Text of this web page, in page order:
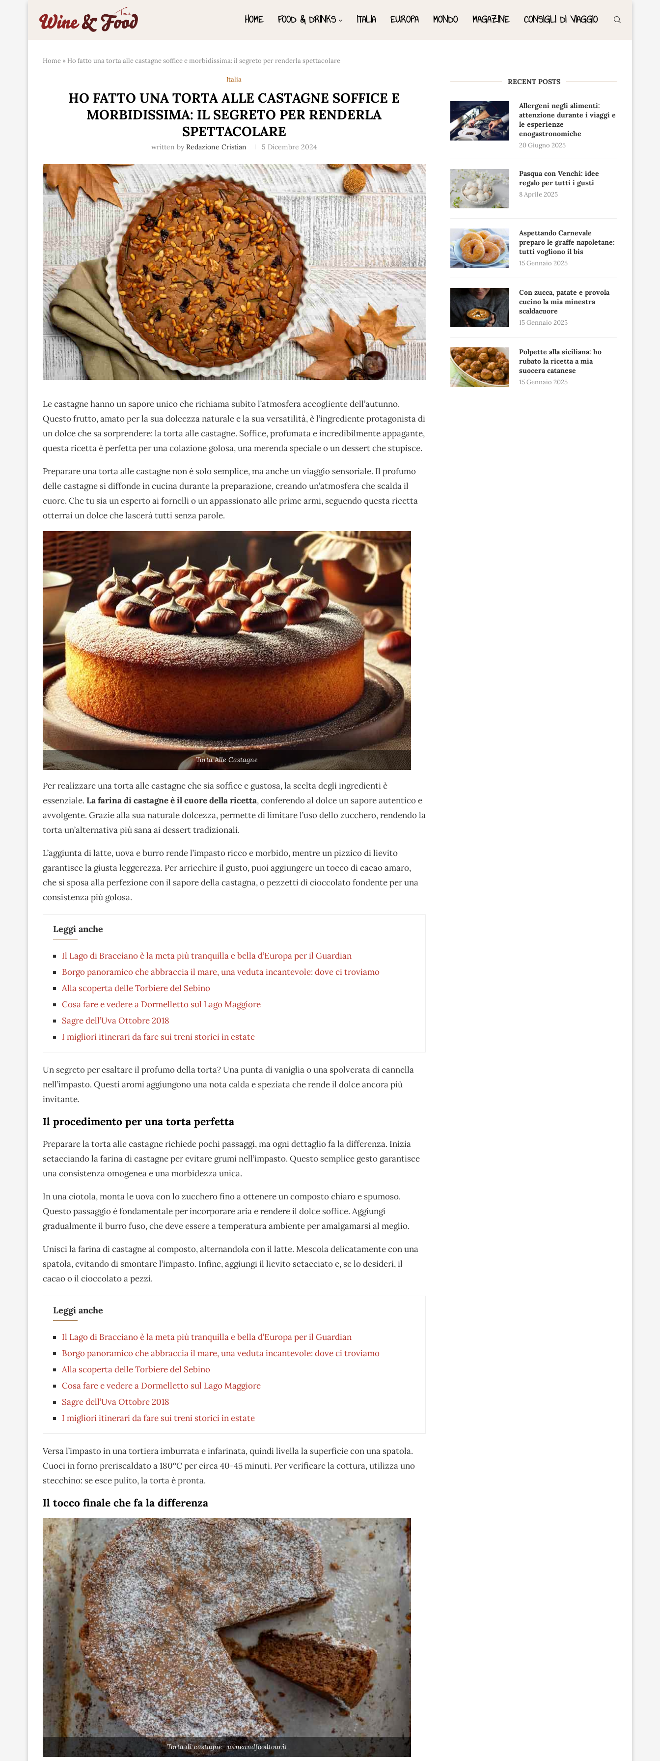
HOME FOOD & DRINKS ITALIA EUROPA MONDO MAGAZINE CONSIGLI DI VIAGGIO
Home » Ho fatto una torta alle castagne soffice e morbidissima: il segreto per renderla spettacolare
Italia
HO FATTO UNA TORTA ALLE CASTAGNE SOFFICE E
MORBIDISSIMA: IL SEGRETO PER RENDERLA
SPETTACOLARE
written by Redazione Cristian 5 Dicembre 2024
Le castagne hanno un sapore unico che richiama subito l’atmosfera accogliente dell’autunno.
Questo frutto, amato per la sua dolcezza naturale e la sua versatilità, è l’ingrediente protagonista di
un dolce che sa sorprendere: la torta alle castagne. Soffice, profumata e incredibilmente appagante,
questa ricetta è perfetta per una colazione golosa, una merenda speciale o un dessert che stupisce.
Preparare una torta alle castagne non è solo semplice, ma anche un viaggio sensoriale. Il profumo
delle castagne si diffonde in cucina durante la preparazione, creando un’atmosfera che scalda il
cuore. Che tu sia un esperto ai fornelli o un appassionato alle prime armi, seguendo questa ricetta
otterrai un dolce che lascerà tutti senza parole.
Torta Alle Castagne
Per realizzare una torta alle castagne che sia soffice e gustosa, la scelta degli ingredienti è
essenziale. La farina di castagne è il cuore della ricetta, conferendo al dolce un sapore autentico e
avvolgente. Grazie alla sua naturale dolcezza, permette di limitare l’uso dello zucchero, rendendo la
torta un’alternativa più sana ai dessert tradizionali.
L’aggiunta di latte, uova e burro rende l’impasto ricco e morbido, mentre un pizzico di lievito
garantisce la giusta leggerezza. Per arricchire il gusto, puoi aggiungere un tocco di cacao amaro,
che si sposa alla perfezione con il sapore della castagna, o pezzetti di cioccolato fondente per una
consistenza più golosa.
Leggi anche
Il Lago di Bracciano è la meta più tranquilla e bella d’Europa per il Guardian
Borgo panoramico che abbraccia il mare, una veduta incantevole: dove ci troviamo
Alla scoperta delle Torbiere del Sebino
Cosa fare e vedere a Dormelletto sul Lago Maggiore
Sagre dell’Uva Ottobre 2018
I migliori itinerari da fare sui treni storici in estate
Un segreto per esaltare il profumo della torta? Una punta di vaniglia o una spolverata di cannella
nell’impasto. Questi aromi aggiungono una nota calda e speziata che rende il dolce ancora più
invitante.
Il procedimento per una torta perfetta
Preparare la torta alle castagne richiede pochi passaggi, ma ogni dettaglio fa la differenza. Inizia
setacciando la farina di castagne per evitare grumi nell’impasto. Questo semplice gesto garantisce
una consistenza omogenea e una morbidezza unica.
In una ciotola, monta le uova con lo zucchero fino a ottenere un composto chiaro e spumoso.
Questo passaggio è fondamentale per incorporare aria e rendere il dolce soffice. Aggiungi
gradualmente il burro fuso, che deve essere a temperatura ambiente per amalgamarsi al meglio.
Unisci la farina di castagne al composto, alternandola con il latte. Mescola delicatamente con una
spatola, evitando di smontare l’impasto. Infine, aggiungi il lievito setacciato e, se lo desideri, il
cacao o il cioccolato a pezzi.
Leggi anche
Il Lago di Bracciano è la meta più tranquilla e bella d’Europa per il Guardian
Borgo panoramico che abbraccia il mare, una veduta incantevole: dove ci troviamo
Alla scoperta delle Torbiere del Sebino
Cosa fare e vedere a Dormelletto sul Lago Maggiore
Sagre dell’Uva Ottobre 2018
I migliori itinerari da fare sui treni storici in estate
Versa l’impasto in una tortiera imburrata e infarinata, quindi livella la superficie con una spatola.
Cuoci in forno preriscaldato a 180°C per circa 40-45 minuti. Per verificare la cottura, utilizza uno
stecchino: se esce pulito, la torta è pronta.
Il tocco finale che fa la differenza
Torta di castagne- wineandfoodtour.it
RECENT POSTS
Allergeni negli alimenti:
attenzione durante i viaggi e
le esperienze
enogastronomiche
20 Giugno 2025
Pasqua con Venchi: idee
regalo per tutti i gusti
8 Aprile 2025
Aspettando Carnevale
preparo le graffe napoletane:
tutti vogliono il bis
15 Gennaio 2025
Con zucca, patate e provola
cucino la mia minestra
scaldacuore
15 Gennaio 2025
Polpette alla siciliana: ho
rubato la ricetta a mia
suocera catanese
15 Gennaio 2025